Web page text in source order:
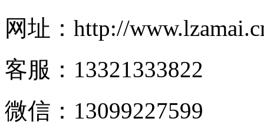
网址：http://
客服：13321333822
微信：13099227599